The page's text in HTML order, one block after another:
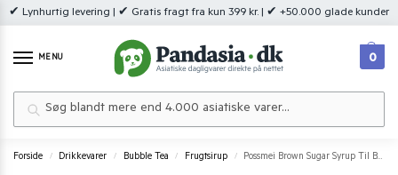
✔ Lynhurtig levering | ✔ Gratis fragt fra kun 399 kr. | ✔ +50.000 glade kunder
MENU 0
Forside / Drikkevarer / Bubble Tea / Frugtsirup / Possmei Brown Sugar Syrup Til Bubble Tea 3 kg.